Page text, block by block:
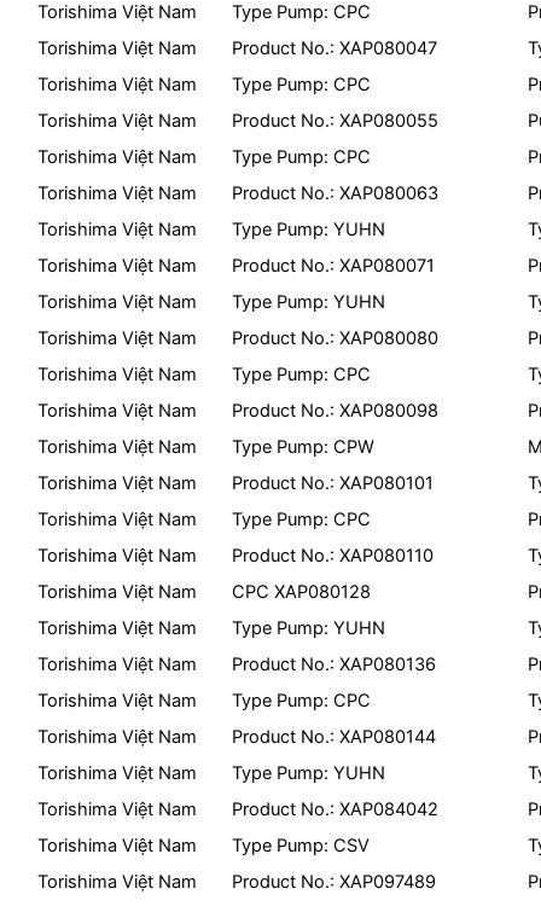
Torishima Việt Nam
Type Pump: CPC
Torishima Việt Nam
Product No.: XAP080047
Torishima Việt Nam
Type Pump: CPC
Torishima Việt Nam
Product No.: XAP080055
Torishima Việt Nam
Type Pump: CPC
Torishima Việt Nam
Product No.: XAP080063
Torishima Việt Nam
Type Pump: YUHN
Torishima Việt Nam
Product No.: XAP080071
Torishima Việt Nam
Type Pump: YUHN
Torishima Việt Nam
Product No.: XAP080080
Torishima Việt Nam
Type Pump: CPC
Torishima Việt Nam
Product No.: XAP080098
Torishima Việt Nam
Type Pump: CPW
Torishima Việt Nam
Product No.: XAP080101
Torishima Việt Nam
Type Pump: CPC
Torishima Việt Nam
Product No.: XAP080110
Torishima Việt Nam
CPC XAP080128
Torishima Việt Nam
Type Pump: YUHN
Torishima Việt Nam
Product No.: XAP080136
Torishima Việt Nam
Type Pump: CPC
Torishima Việt Nam
Product No.: XAP080144
Torishima Việt Nam
Type Pump: YUHN
Torishima Việt Nam
Product No.: XAP084042
Torishima Việt Nam
Type Pump: CSV
Torishima Việt Nam
Product No.: XAP097489